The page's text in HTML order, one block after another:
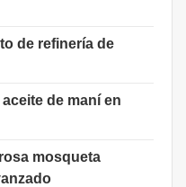
de refinería de
de maní en
mosqueta